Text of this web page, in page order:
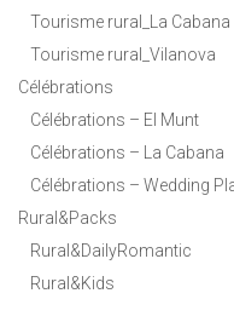
Tourisme rural_La Cabana
Tourisme rural_Vilanova
Célébrations
Célébrations – El Munt
Célébrations – La Cabana
Célébrations – Wedding
Rural&Packs
Rural&DailyRomantic
Rural&Kids